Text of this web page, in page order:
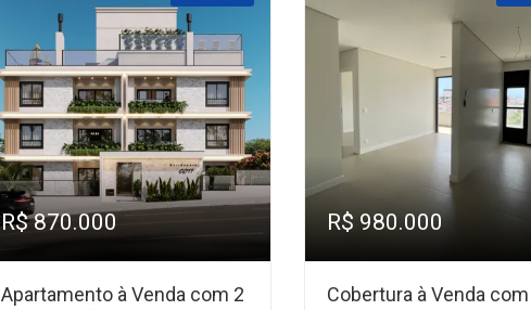
R$ 870.000
Apartamento à Venda com 2
R$ 980.000
Cobertura à Venda